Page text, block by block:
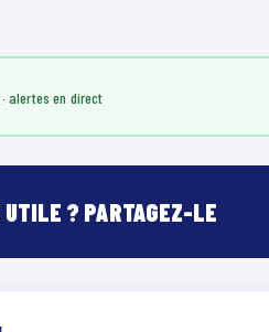
? PARTAGEZ-LE